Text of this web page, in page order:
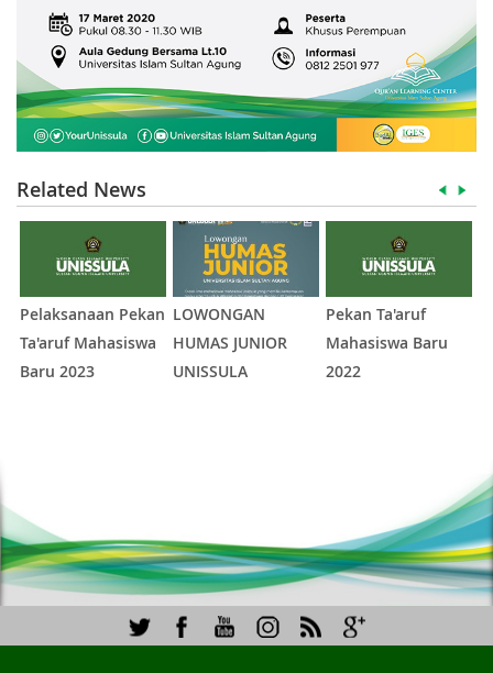
Related News
Pelaksanaan Pekan
Ta'aruf Mahasiswa
Baru 2023
LOWONGAN
HUMAS JUNIOR
UNISSULA
Pekan Ta'aruf
Mahasiswa Baru
2022